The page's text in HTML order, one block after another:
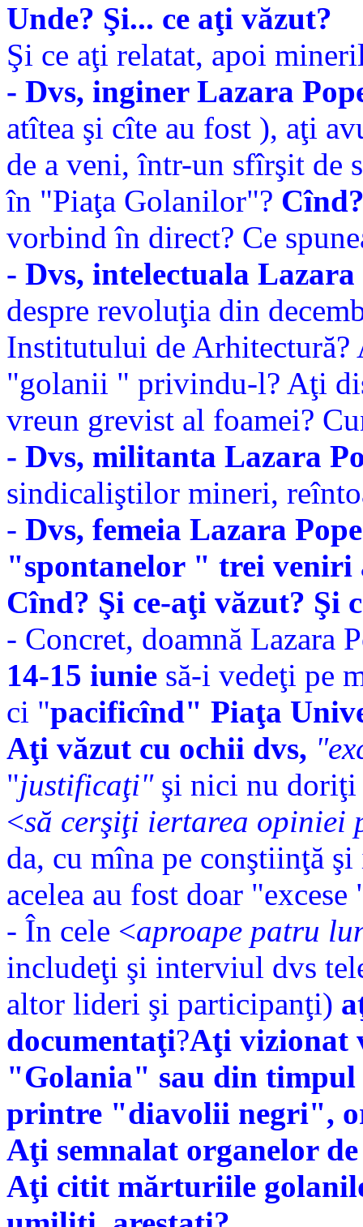
Unde? Şi... ce aţi văzut?
Şi ce aţi relatat, apoi
- Dvs, inginer Lazara
atîtea şi cîte au fost ), aţi
de a veni, într-un sfîrşit de
în "Piaţa Golanilor"?
vorbind în direct? Ce
- Dvs, intelectuala Lazara
despre revoluţia din
Institutului de Arhitectură?
"golanii " privindu-l? Aţi
vreun grevist al foamei?
- Dvs, militanta Lazara
sindicaliştilor mineri,
- Dvs, femeia Lazara
"spontanelor " trei veniri
Cînd? Şi ce-aţi văzut? Şi
- Concret, doamnă Lazara
14-15 iunie să-i vedeţi pe
ci "pacificînd" Piaţa
Aţi văzut cu ochii dvs,
"justificaţi"şi nici nu doriţi
<să cerşiţi iertarea opiniei
da, cu mîna pe conştiinţă
acelea au fost doar "excese
- În cele <aproape patru
includeţi şi interviul dvs
altor lideri şi participanţi)
documentaţi?Aţi vizionat
"Golania" sau din
printre "diavolii negri",
Aţi semnalat organelor
Aţi citit mărturiile